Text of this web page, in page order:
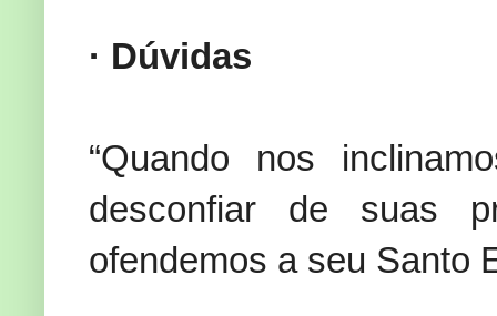
· Dúvidas
“Quando nos
desconfiar de suas
ofendemos a seu Santo